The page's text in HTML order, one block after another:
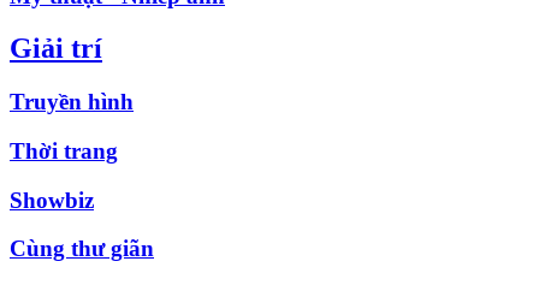
Giải trí
Truyền hình
Thời trang
Showbiz
Cùng thư giãn